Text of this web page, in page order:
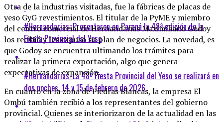
Otra de la industrias visitadas, fue la fábricas de placas de
yeso GyG revestimientos. El titular de la PyME y miembro
del centro comercial de Hernandarias Maximiliano Godoy
los recibió y les expuso su plan de negocios. La novedad, es
que Godoy se encuentra ultimando los trámites para
realizar la primera exportación, algo que genera
expectativas de expansión.
En cuanto en la zona de Piedras Blancas, la empresa El
Ombú también recibió a los representantes del gobierno
provincial. Quienes se interiorizaron de la actualidad en las
#Hernandarias: Presentaron en Paraná la 48ª edición de la
Fiesta Provincial del Yeso
#Hernandarias: La 48º Fiesta Provincial del Yeso se realizará en
dos noches, 14 y 15 de febrero de 2026